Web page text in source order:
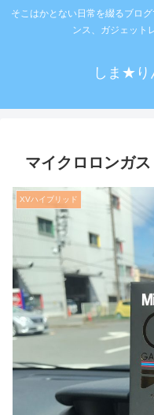
そこはかとない日常を綴るブロ
ンス、ガジェット
しま★り
マイクロロンガス
XVハイブリッド